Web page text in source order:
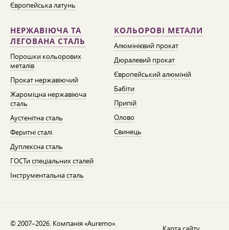
Європейська латунь
НЕРЖАВІЮЧА ТА
ЛЕГОВАНА СТАЛЬ
Порошки кольорових
металів
Прокат нержавіючий
Жароміцна нержавіюча
сталь
Аустенітна сталь
Феритні сталі
Дуплексна сталь
ГОСТи спеціальних сталей
Інструментальна сталь
КОЛЬОРОВІ МЕТАЛИ
Алюмінієвий прокат
Дюралевий прокат
Європейський алюміній
Бабіти
Припій
Олово
Свинець
© 2007–2026. Компанія «Auremo».